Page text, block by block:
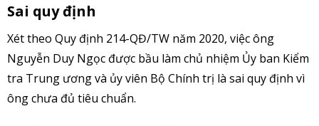
Sai quy định
Xét theo Quy định 214-QĐ/TW năm 2020, việc ông
Nguyễn Duy Ngọc được bầu làm chủ nhiệm Ủy ban Kiểm
tra Trung ương và ủy viên Bộ Chính trị là sai quy định vì
ông chưa đủ tiêu chuẩn.